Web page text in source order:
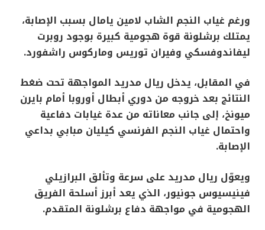
ورغم غياب النجم الشاب لامين يامال بسبب الإصابة،
يمتلك برشلونة قوة هجومية كبيرة بوجود روبرت
ليفاندوفسكي وفيران توريس وماركوس راشفورد.
في المقابل، يدخل ريال مدريد المواجهة تحت ضغط
النتائج بعد خروجه من دوري أبطال أوروبا أمام بايرن
ميونخ، إلى جانب معاناته من عدة غيابات دفاعية
واحتمال غياب النجم الفرنسي كيليان مبابي بداعي
الإصابة.
ويعوّل ريال مدريد على سرعة وتألق البرازيلي
فينيسيوس جونيور، الذي يعد أبرز أسلحة الفريق
الهجومية في مواجهة دفاع برشلونة المتقدم.